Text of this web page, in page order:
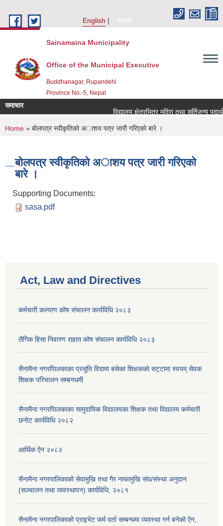
English
नेपाली
Sainamaina Municipality
Office of the Municipal Executive
Buddhanagar, Rupandehi
Province No.-5, Nepal
समाचार
विद्यालय क्षेत्रभित्र मदिरा तथा सुर्तिजन्य
You are here
Home » बाेलपत्र स्वीकृतिकाे अाशय पत्र जारी गरिएकाे बारे ।
बाेलपत्र स्वीकृतिकाे अाशय पत्र जारी गरिएकाे
बारे ।
Supporting Documents:
sasa.pdf
Act, Law and Directives
कर्मचारी कल्याण काेष संचालन कार्यविधि २०८३
लैगिक हिसा निवारण राहात कोष संचालन कार्यविधि २०८३
सैनामैना नगरपािलकाका प्रसुति विदामा बसेका शिक्षककाे सट्टामा स्वयम् सेवक
शिक्षक परिचालन सम्बनधमी
सैनामैना नगरपािलकाका सामुदायिक विद्यालयका शिक्षक तथा विद्यालय कर्मचारी
छनाेट कार्यविधि २०८२
आर्थिक ऐन २०८२
सैनामैना नगरपालिकाको सेवामुखि तथा गैर नाफामुखि संघ/संस्था अनुदान
(सञ्चालन तथा व्यवस्थापन) कार्यविधि, २०८१
सैनामैना नगरपालिकाको प्राइभेट फर्म दर्ता सम्बन्धमा व्यवस्था गर्न बनेको ऐन,